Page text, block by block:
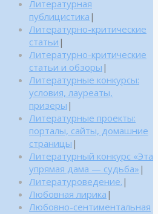
Литературная
публицистика |
Литературно-критические
статьи |
Литературно-критические
статьи и обзоры |
Литературные конкурсы:
условия, лауреаты,
призеры |
Литературные проекты:
порталы, сайты, домашние
страницы |
Литературный конкурс «Эта
упрямая дама — судьба» |
Литературоведение. |
Любовная лирика |
Любовно-сентиментальная